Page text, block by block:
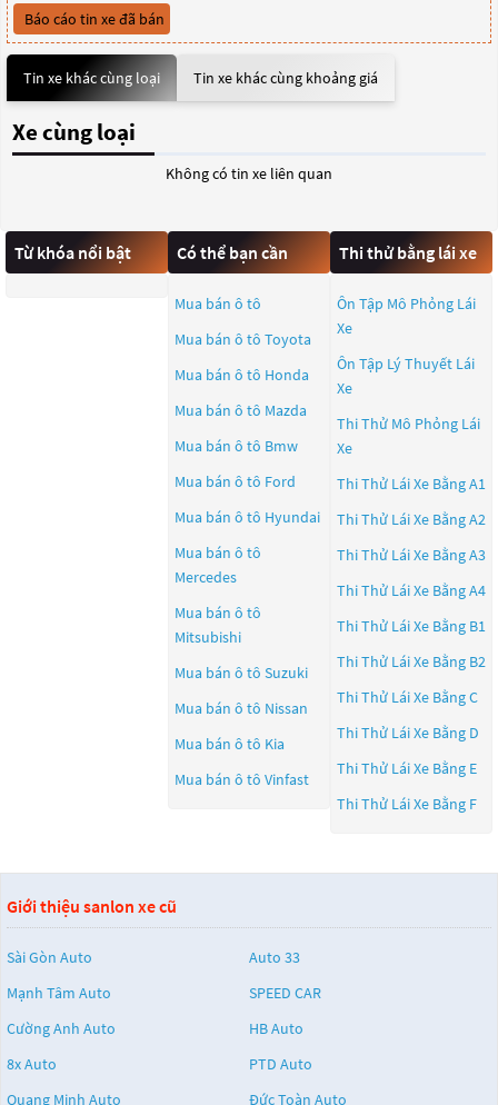
Báo cáo tin xe đã bán
Tin xe khác cùng loại Tin xe khác cùng khoảng giá
Xe cùng loại
Không có tin xe liên quan
Từ khóa nổi bật Có thể bạn cần
Mua bán ô tô
Mua bán ô tô Toyota
Mua bán ô tô Honda
Mua bán ô tô Mazda
Mua bán ô tô Bmw
Mua bán ô tô Ford
Mua bán ô tô Hyundai
Mua bán ô tô
Mercedes
Mua bán ô tô
Mitsubishi
Mua bán ô tô Suzuki
Mua bán ô tô Nissan
Mua bán ô tô Kia
Mua bán ô tô Vinfast
Thi thử bằng lái xe
Ôn Tập Mô Phỏng Lái
Xe
Ôn Tập Lý Thuyết Lái
Xe
Thi Thử Mô Phỏng Lái
Xe
Thi Thử Lái Xe Bằng A1
Thi Thử Lái Xe Bằng A2
Thi Thử Lái Xe Bằng A3
Thi Thử Lái Xe Bằng A4
Thi Thử Lái Xe Bằng B1
Thi Thử Lái Xe Bằng B2
Thi Thử Lái Xe Bằng C
Thi Thử Lái Xe Bằng D
Thi Thử Lái Xe Bằng E
Thi Thử Lái Xe Bằng F
Giới thiệu sanlon xe cũ
Sài Gòn Auto
Auto 33
Mạnh Tâm Auto
SPEED CAR
Cường Anh Auto
HB Auto
8x Auto
PTD Auto
Quang Minh Auto
Đức Toàn Auto